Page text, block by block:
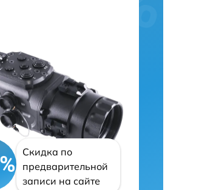
Скидка по
предварительной
записи на сайте